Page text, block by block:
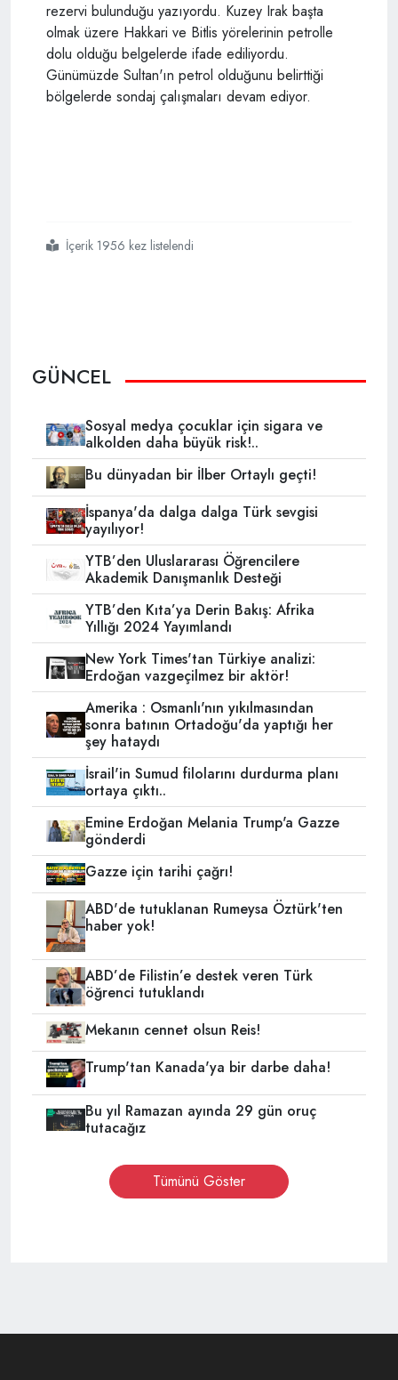
rezervi bulunduğu yazıyordu. Kuzey Irak başta
olmak üzere Hakkari ve Bitlis yörelerinin petrolle
dolu olduğu belgelerde ifade ediliyordu.
Günümüzde Sultan'ın petrol olduğunu belirttiği
bölgelerde sondaj çalışmaları devam ediyor.
#abdulhamid
#hanın
#kayıp
#petrol
#raraporu
#bulundu
#anadoluda
#20
#noktada
#var İçerik 1956 kez listelendi
GÜNCEL
Sosyal medya çocuklar için sigara ve
alkolden daha büyük risk!..
Bu dünyadan bir İlber Ortaylı geçti!
İspanya'da dalga dalga Türk sevgisi
yayılıyor!
YTB’den Uluslararası Öğrencilere
Akademik Danışmanlık Desteği
YTB’den Kıta’ya Derin Bakış: Afrika
Yıllığı 2024 Yayımlandı
New York Times'tan Türkiye analizi:
Erdoğan vazgeçilmez bir aktör!
Amerika : Osmanlı'nın yıkılmasından
sonra batının Ortadoğu'da yaptığı her
şey hataydı
İsrail'in Sumud filolarını durdurma planı
ortaya çıktı..
Emine Erdoğan Melania Trump'a Gazze
gönderdi
Gazze için tarihi çağrı!
ABD'de tutuklanan Rumeysa Öztürk'ten
haber yok!
ABD’de Filistin’e destek veren Türk
öğrenci tutuklandı
Mekanın cennet olsun Reis!
Trump'tan Kanada'ya bir darbe daha!
Bu yıl Ramazan ayında 29 gün oruç
tutacağız
Tümünü Göster